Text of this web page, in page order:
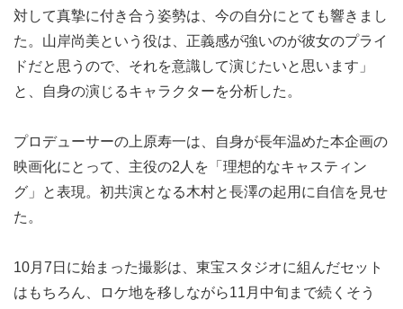
対して真摯に付き合う姿勢は、今の自分にとても響きまし
た。山岸尚美という役は、正義感が強いのが彼女のプライ
ドだと思うので、それを意識して演じたいと思います」
と、自身の演じるキャラクターを分析した。
プロデューサーの上原寿一は、自身が長年温めた本企画の
映画化にとって、主役の2人を「理想的なキャスティン
グ」と表現。初共演となる木村と長澤の起用に自信を見せ
た。
10月7日に始まった撮影は、東宝スタジオに組んだセット
はもちろん、ロケ地を移しながら11月中旬まで続くそう